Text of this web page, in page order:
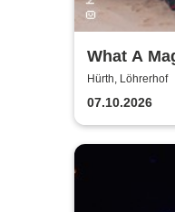
What A
mit Toby
Nimz
Hürth, Löhrerhof
07.10.2026